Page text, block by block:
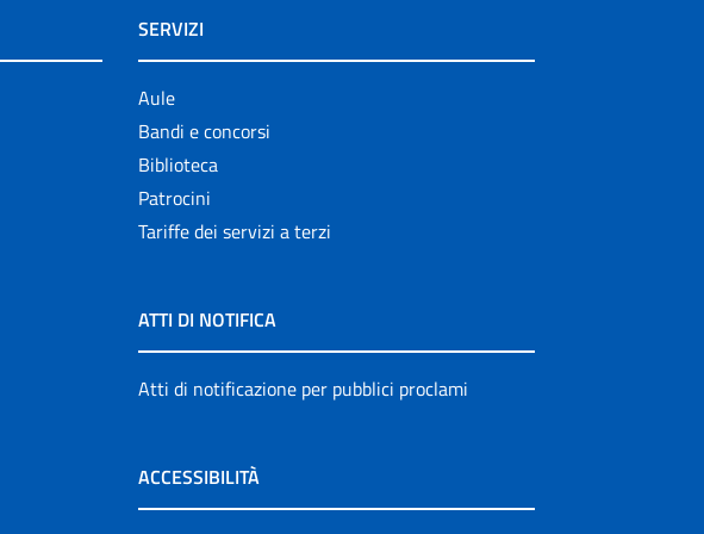
SERVIZI
Aule
Bandi e concorsi
Biblioteca
Patrocini
Tariffe dei servizi a terzi
ATTI DI NOTIFICA
Atti di notificazione per pubblici proclami
ACCESSIBILITÀ